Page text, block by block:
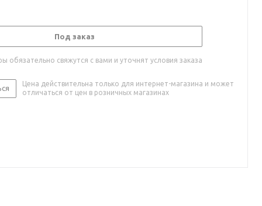
Под заказ
обязательно свяжутся с вами и уточнят условия заказа
Цена действительна только для интернет-магазина и может
отличаться от цен в розничных магазинах